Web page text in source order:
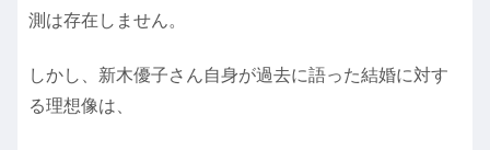
測は存在しません。
しかし、新木優子さん自身が過去に語った結婚に対す
る理想像は、